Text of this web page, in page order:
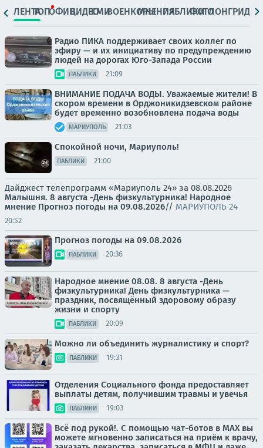
ЛЕНТАТОПОФИЦ.ВИДЕОСМИВОЕНКОРЫМНЕНИЯПАБЛИКИ
ФОТОЛОНГРИДЫ
Радио ПИКА поддерживает своих коллег по
эфиру — и их инициативу по предупреждению
людей на дорогах Юго-Запада России
ПАБЛИКИ 21:09
ВНИМАНИЕ ПОДАЧА ВОДЫ. Уважаемые жители! В
скором времени в Орджоникидзевском районе
будет временно возобновлена подача воды
МАРИУПОЛЬ 21:03
Спокойной ночи, Мариуполь!
ПАБЛИКИ 21:00
Дайджест телепрограмм «Мариуполь 24» за 08.08.2026
Малышня. 8 августа -День физкультурника! Народное
мнение Прогноз погоды на 09.08.2026// МАРИУПОЛЬ 24
20:52
Прогноз погоды на 09.08.2026
ПАБЛИКИ 20:36
Народное мнение 08.08. 8 августа -День
физкультурника! День физкультурника —
праздник, посвящённый здоровому образу
жизни и спорту
ПАБЛИКИ 20:09
Можно ли объединить журналистику и спорт?
ПАБЛИКИ 19:31
Отделения Социального фонда предоставляет
выплаты детям, получившим травмы и увечья
ПАБЛИКИ 19:03
Всё под рукой!. С помощью чат-ботов в МАХ вы
можете мгновенно записаться на приём к врачу,